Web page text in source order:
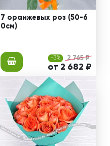
7 оранжевых роз (50-6
0см)
-3% 2 765 ₽
от 2 682 ₽